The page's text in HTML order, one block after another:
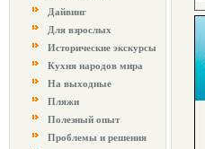
Дайвинг
Для взрослых
Исторические экскурсы
Кухня народов мира
На выходные
Пляжи
Полезный опыт
Проблемы и решения